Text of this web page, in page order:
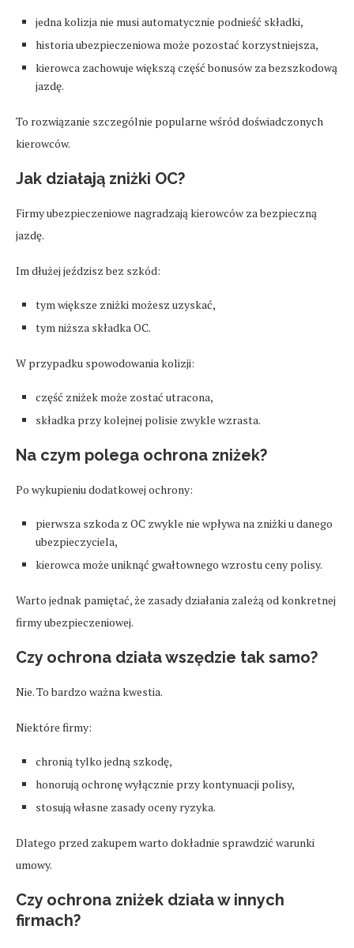
jedna kolizja nie musi automatycznie podnieść składki,
historia ubezpieczeniowa może pozostać korzystniejsza,
kierowca zachowuje większą część bonusów za bezszkodową
jazdę.
To rozwiązanie szczególnie popularne wśród doświadczonych
kierowców.
Jak działają zniżki OC?
Firmy ubezpieczeniowe nagradzają kierowców za bezpieczną
jazdę.
Im dłużej jeździsz bez szkód:
tym większe zniżki możesz uzyskać,
tym niższa składka OC.
W przypadku spowodowania kolizji:
część zniżek może zostać utracona,
składka przy kolejnej polisie zwykle wzrasta.
Na czym polega ochrona zniżek?
Po wykupieniu dodatkowej ochrony:
pierwsza szkoda z OC zwykle nie wpływa na zniżki u danego
ubezpieczyciela,
kierowca może uniknąć gwałtownego wzrostu ceny polisy.
Warto jednak pamiętać, że zasady działania zależą od konkretnej
firmy ubezpieczeniowej.
Czy ochrona działa wszędzie tak samo?
Nie. To bardzo ważna kwestia.
Niektóre firmy:
chronią tylko jedną szkodę,
honorują ochronę wyłącznie przy kontynuacji polisy,
stosują własne zasady oceny ryzyka.
Dlatego przed zakupem warto dokładnie sprawdzić warunki
umowy.
Czy ochrona zniżek działa w innych
firmach?